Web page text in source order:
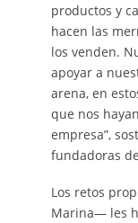
productos y
hacen las
los venden.
apoyar a
arena, en
que nos
empresa”,
fundadoras
Los retos
Marina— les